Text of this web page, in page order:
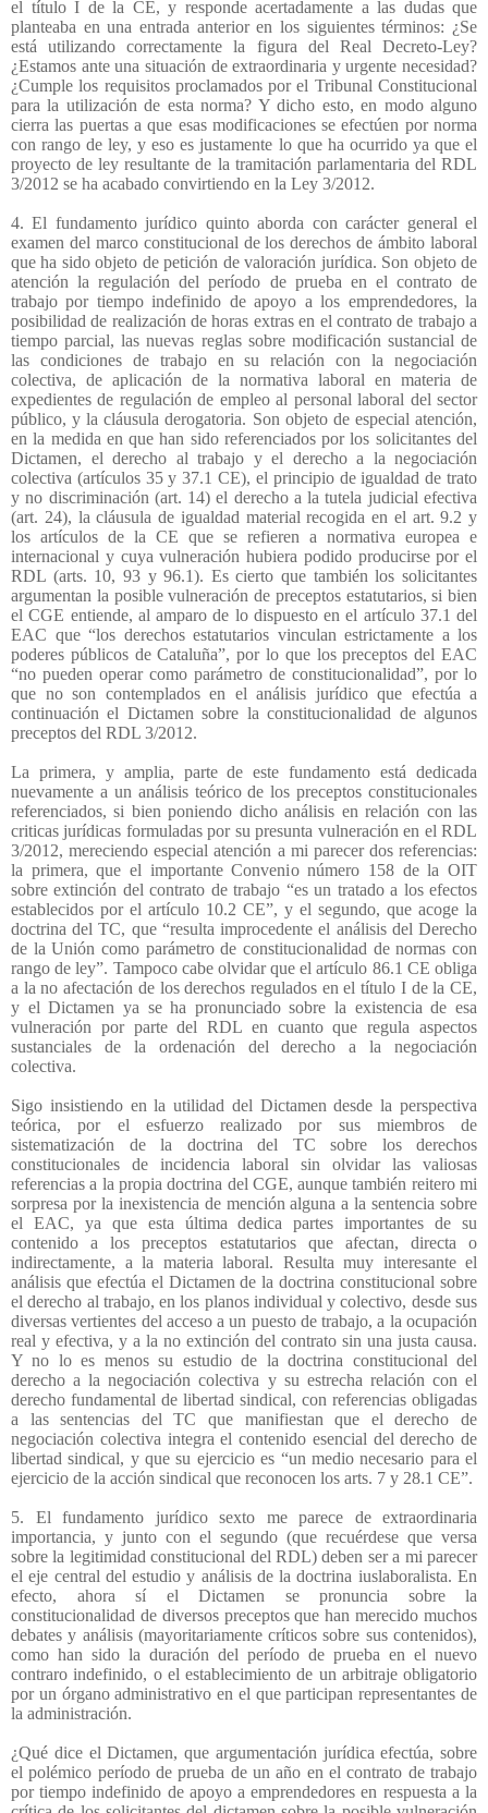
el título I de la CE, y responde acertadamente a las dudas que
planteaba en una entrada anterior en los siguientes términos: ¿Se
está utilizando correctamente la figura del Real Decreto-Ley?
¿Estamos ante una situación de extraordinaria y urgente necesidad?
¿Cumple los requisitos proclamados por el Tribunal Constitucional
para la utilización de esta norma? Y dicho esto, en modo alguno
cierra las puertas a que esas modificaciones se efectúen por norma
con rango de ley, y eso es justamente lo que ha ocurrido ya que el
proyecto de ley resultante de la tramitación parlamentaria del RDL
3/2012 se ha acabado convirtiendo en la Ley 3/2012.
4. El fundamento jurídico quinto aborda con carácter general el
examen del marco constitucional de los derechos de ámbito laboral
que ha sido objeto de petición de valoración jurídica. Son objeto de
atención la regulación del período de prueba en el contrato de
trabajo por tiempo indefinido de apoyo a los emprendedores, la
posibilidad de realización de horas extras en el contrato de trabajo a
tiempo parcial, las nuevas reglas sobre modificación sustancial de
las condiciones de trabajo en su relación con la negociación
colectiva, de aplicación de la normativa laboral en materia de
expedientes de regulación de empleo al personal laboral del sector
público, y la cláusula derogatoria. Son objeto de especial atención,
en la medida en que han sido referenciados por los solicitantes del
Dictamen, el derecho al trabajo y el derecho a la negociación
colectiva (artículos 35 y 37.1 CE), el principio de igualdad de trato
y no discriminación (art. 14) el derecho a la tutela judicial efectiva
(art. 24), la cláusula de igualdad material recogida en el art. 9.2 y
los artículos de la CE que se refieren a normativa europea e
internacional y cuya vulneración hubiera podido producirse por el
RDL (arts. 10, 93 y 96.1). Es cierto que también los solicitantes
argumentan la posible vulneración de preceptos estatutarios, si bien
el CGE entiende, al amparo de lo dispuesto en el artículo 37.1 del
EAC que “los derechos estatutarios vinculan estrictamente a los
poderes públicos de Cataluña”, por lo que los preceptos del EAC
“no pueden operar como parámetro de constitucionalidad”, por lo
que no son contemplados en el análisis jurídico que efectúa a
continuación el Dictamen sobre la constitucionalidad de algunos
preceptos del RDL 3/2012.
La primera, y amplia, parte de este fundamento está dedicada
nuevamente a un análisis teórico de los preceptos constitucionales
referenciados, si bien poniendo dicho análisis en relación con las
criticas jurídicas formuladas por su presunta vulneración en el RDL
3/2012, mereciendo especial atención a mi parecer dos referencias:
la primera, que el importante Convenio número 158 de la OIT
sobre extinción del contrato de trabajo “es un tratado a los efectos
establecidos por el artículo 10.2 CE”, y el segundo, que acoge la
doctrina del TC, que “resulta improcedente el análisis del Derecho
de la Unión como parámetro de constitucionalidad de normas con
rango de ley”. Tampoco cabe olvidar que el artículo 86.1 CE obliga
a la no afectación de los derechos regulados en el título I de la CE,
y el Dictamen ya se ha pronunciado sobre la existencia de esa
vulneración por parte del RDL en cuanto que regula aspectos
sustanciales de la ordenación del derecho a la negociación
colectiva.
Sigo insistiendo en la utilidad del Dictamen desde la perspectiva
teórica, por el esfuerzo realizado por sus miembros de
sistematización de la doctrina del TC sobre los derechos
constitucionales de incidencia laboral sin olvidar las valiosas
referencias a la propia doctrina del CGE, aunque también reitero mi
sorpresa por la inexistencia de mención alguna a la sentencia sobre
el EAC, ya que esta última dedica partes importantes de su
contenido a los preceptos estatutarios que afectan, directa o
indirectamente, a la materia laboral. Resulta muy interesante el
análisis que efectúa el Dictamen de la doctrina constitucional sobre
el derecho al trabajo, en los planos individual y colectivo, desde sus
diversas vertientes del acceso a un puesto de trabajo, a la ocupación
real y efectiva, y a la no extinción del contrato sin una justa causa.
Y no lo es menos su estudio de la doctrina constitucional del
derecho a la negociación colectiva y su estrecha relación con el
derecho fundamental de libertad sindical, con referencias obligadas
a las sentencias del TC que manifiestan que el derecho de
negociación colectiva integra el contenido esencial del derecho de
libertad sindical, y que su ejercicio es “un medio necesario para el
ejercicio de la acción sindical que reconocen los arts. 7 y 28.1 CE”.
5. El fundamento jurídico sexto me parece de extraordinaria
importancia, y junto con el segundo (que recuérdese que versa
sobre la legitimidad constitucional del RDL) deben ser a mi parecer
el eje central del estudio y análisis de la doctrina iuslaboralista. En
efecto, ahora sí el Dictamen se pronuncia sobre la
constitucionalidad de diversos preceptos que han merecido muchos
debates y análisis (mayoritariamente críticos sobre sus contenidos),
como han sido la duración del período de prueba en el nuevo
contraro indefinido, o el establecimiento de un arbitraje obligatorio
por un órgano administrativo en el que participan representantes de
la administración.
¿Qué dice el Dictamen, que argumentación jurídica efectúa, sobre
el polémico período de prueba de un año en el contrato de trabajo
por tiempo indefinido de apoyo a emprendedores en respuesta a la